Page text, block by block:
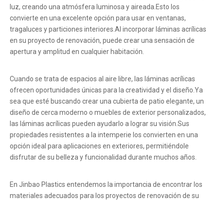
luz, creando una atmósfera luminosa y aireada.Esto los
convierte en una excelente opción para usar en ventanas,
tragaluces y particiones interiores.Al incorporar láminas acrílicas
en su proyecto de renovación, puede crear una sensación de
apertura y amplitud en cualquier habitación.
Cuando se trata de espacios al aire libre, las láminas acrílicas
ofrecen oportunidades únicas para la creatividad y el diseño.Ya
sea que esté buscando crear una cubierta de patio elegante, un
diseño de cerca moderno o muebles de exterior personalizados,
las láminas acrílicas pueden ayudarlo a lograr su visión.Sus
propiedades resistentes a la intemperie los convierten en una
opción ideal para aplicaciones en exteriores, permitiéndole
disfrutar de su belleza y funcionalidad durante muchos años.
En Jinbao Plastics entendemos la importancia de encontrar los
materiales adecuados para los proyectos de renovación de su